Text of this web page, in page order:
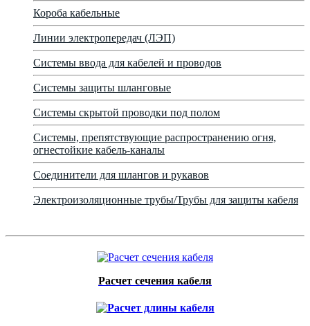
Короба кабельные
Линии электропередач (ЛЭП)
Системы ввода для кабелей и проводов
Системы защиты шланговые
Системы скрытой проводки под полом
Системы, препятствующие распространению огня,
огнестойкие кабель-каналы
Соединители для шлангов и рукавов
Электроизоляционные трубы/Трубы для защиты кабеля
Расчет сечения кабеля